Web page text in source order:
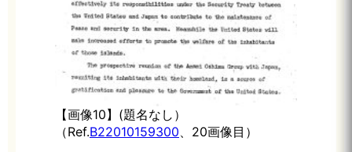
【画像10】(題名なし）
（Ref.B22010159300 、20画像目）